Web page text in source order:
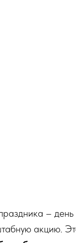
–
акцию.